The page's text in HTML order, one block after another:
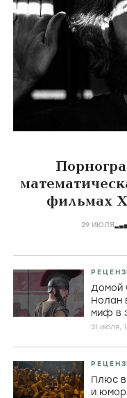
фильмах
29 ИЮЛЯ
Домой
Нолан
миф в
31 июля,
Плюс в
и